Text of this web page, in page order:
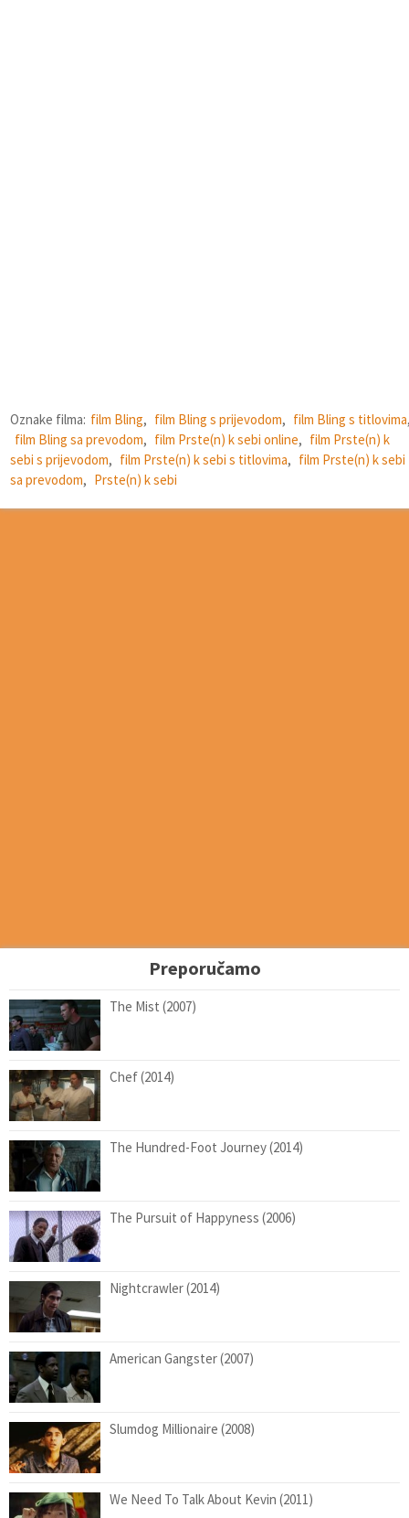
Oznake filma: film Bling, film Bling s prijevodom, film Bling s titlovima
film Bling sa prevodom, film Prste(n) k sebi online, film Prste(n) k
sebi s prijevodom, film Prste(n) k sebi s titlovima, film Prste(n) k sebi
sa prevodom, Prste(n) k sebi
Preporučamo
The Mist (2007)
Chef (2014)
The Hundred-Foot Journey (2014)
The Pursuit of Happyness (2006)
Nightcrawler (2014)
American Gangster (2007)
Slumdog Millionaire (2008)
We Need To Talk About Kevin (2011)